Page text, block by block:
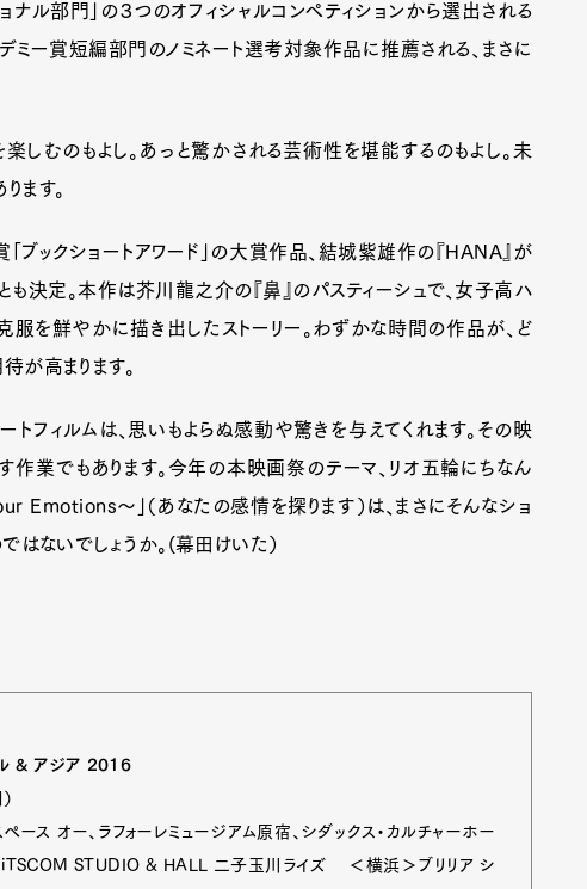
Gourmet
Cars Product
Culture
Lifestyle
Pen Meet Pen international
ョナル部門」の３つのオフィシャルコンペティションから選出される
ミー賞短編部門のノミネート選考対象作品に推薦される、まさに
むのもよし。あっと驚かされる芸術性を堪能するのもよし。未
ます。
ブックショートアワード」の大賞作品、結城紫雄作の『HANA』が
も決定。本作は芥川龍之介の『鼻』のパスティーシュで、女子高ハ
服を鮮やかに描き出したストーリー。わずかな時間の作品が、ど
が高まります。
トフィルムは、思いもよらぬ感動や驚きを与えてくれます。その映
業でもあります。今年の本映画祭のテーマ、リオ五輪にちなん
～」（あなたの感情を探ります）は、まさにそんなショ
はないでしょうか。(幕田けいた）
ル & アジア 2016
ス オー、ラフォーレミュージアム原宿、シダックス・カルチャーホー
iTSCOM STUDIO & HALL 二子玉川ライズ ＜横浜＞ブリリア シ